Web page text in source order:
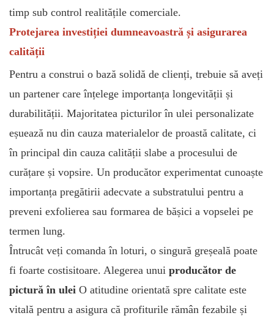
timp sub control realitățile comerciale.
Protejarea investiției dumneavoastră și asigurarea
calității
Pentru a construi o bază solidă de clienți, trebuie să aveți
un partener care înțelege importanța longevității și
durabilității. Majoritatea picturilor în ulei personalizate
eșuează nu din cauza materialelor de proastă calitate, ci
în principal din cauza calității slabe a procesului de
curățare și vopsire. Un producător experimentat cunoaște
importanța pregătirii adecvate a substratului pentru a
preveni exfolierea sau formarea de bășici a vopselei pe
termen lung.
Întrucât veți comanda în loturi, o singură greșeală poate
fi foarte costisitoare. Alegerea unui producător de
pictură în ulei O atitudine orientată spre calitate este
vitală pentru a asigura că profiturile rămân fezabile și